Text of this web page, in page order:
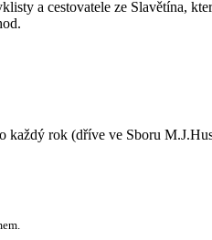
a cestovatele ze Slavětína,
každý rok (dříve ve Sboru